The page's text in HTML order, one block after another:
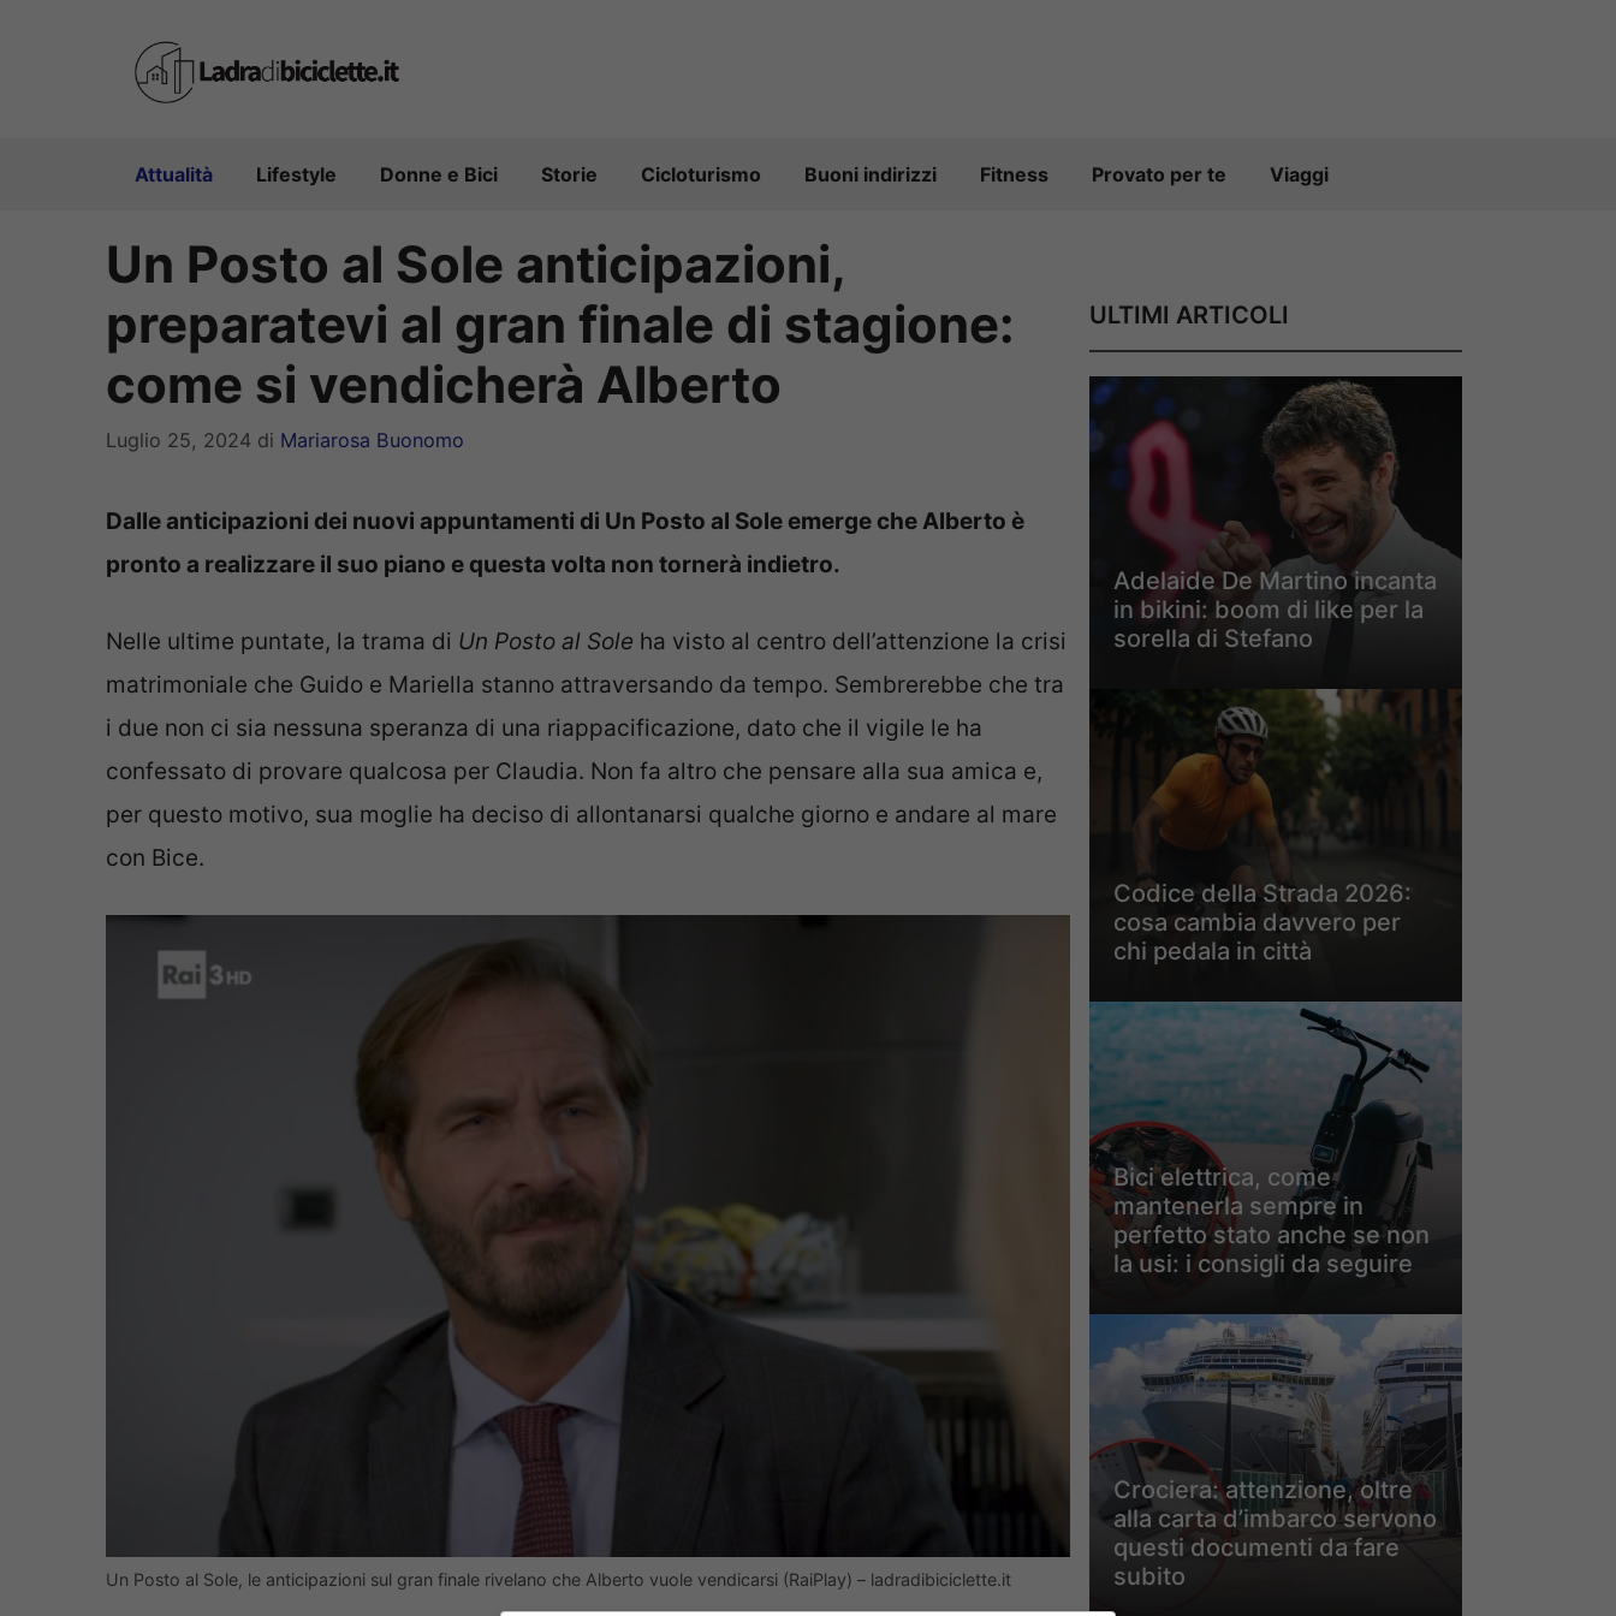
Attualità Lifestyle Donne e Bici Storie Cicloturismo Buoni indirizzi Fitness Provato per te Viaggi
Un Posto al Sole anticipazioni,
preparatevi al gran finale di stagione:
come si vendicherà Alberto
Luglio 25, 2024 di Mariarosa Buonomo
Dalle anticipazioni dei nuovi appuntamenti di Un Posto al Sole emerge che Alberto è
pronto a realizzare il suo piano e questa volta non tornerà indietro.
Nelle ultime puntate, la trama di Un Posto al Sole ha visto al centro dell’attenzione la crisi
matrimoniale che Guido e Mariella stanno attraversando da tempo. Sembrerebbe che tra
i due non ci sia nessuna speranza di una riappacificazione, dato che il vigile le ha
confessato di provare qualcosa per Claudia. Non fa altro che pensare alla sua amica e,
per questo motivo, sua moglie ha deciso di allontanarsi qualche giorno e andare al mare
con Bice.
Un Posto al Sole, le anticipazioni sul gran finale rivelano che Alberto vuole vendicarsi (RaiPlay) – ladradibiciclette.it
ULTIMI ARTICOLI
Adelaide De Martino incanta
in bikini: boom di like per la
sorella di Stefano
Codice della Strada 2026:
cosa cambia davvero per
chi pedala in città
Bici elettrica, come
mantenerla sempre in
perfetto stato anche se non
la usi: i consigli da seguire
Crociera: attenzione, oltre
alla carta d’imbarco servono
questi documenti da fare
subito